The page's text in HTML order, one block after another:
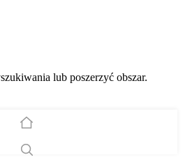
lub poszerzyć obszar.